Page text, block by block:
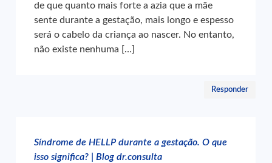
de que quanto mais forte a azia que a mãe
sente durante a gestação, mais longo e espesso
será o cabelo da criança ao nascer. No entanto,
não existe nenhuma […]
Responder
Síndrome de HELLP durante a gestação. O que
isso significa? | Blog dr.consulta